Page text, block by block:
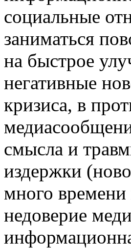
социальные
заниматься
на быстрое
негативные
кризиса, в
смысла и
издержки
много времени
недоверие